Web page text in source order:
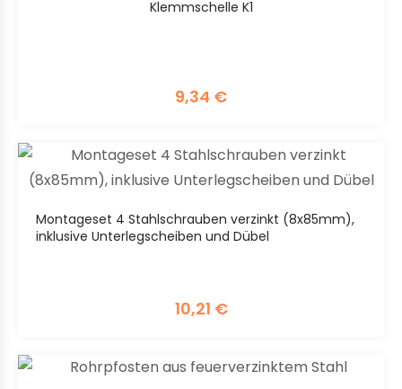
Klemmschelle K1
9,34 €
Montageset 4 Stahlschrauben verzinkt (8x85mm),
inklusive Unterlegscheiben und Dübel
10,21 €